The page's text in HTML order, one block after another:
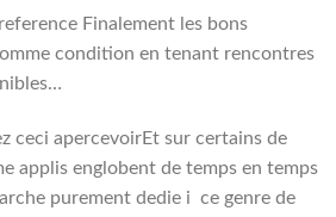
Finalement les bons
condition en tenant rencontres
ceci apercevoirEt sur certains de
applis englobent de temps en temps
purement dedie i ce genre de